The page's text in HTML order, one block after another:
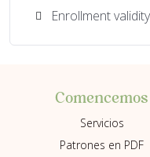
Enrollment
Comencemos
Servicios
Patrones en PDF